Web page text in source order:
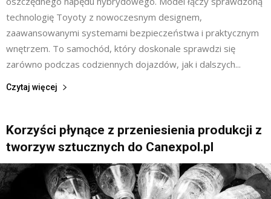
technologię Toyoty z nowoczesnym designem,
zaawansowanymi systemami bezpieczeństwa i praktycznym
wnętrzem. To samochód, który doskonale sprawdzi się
zarówno podczas codziennych dojazdów, jak i dalszych...
Czytaj więcej
Korzyści płynące z przeniesienia produkcji z
tworzyw sztucznych do Canexpol.pl